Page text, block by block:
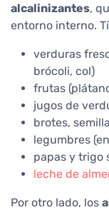
alcalinizantes,
entorno interno.
verduras
brócoli, col)
frutas
jugos de
brotes,
legumbres
papas y trigo
leche de
Por otro lado, los